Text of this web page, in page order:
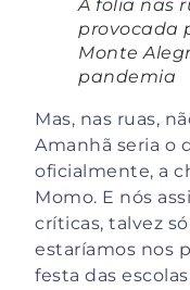
A folia nas
provocada
Monte
pandemia
Mas, nas ruas,
Amanhã seria o
oficialmente, a
Momo. E nós
críticas, talvez
estaríamos nos
festa das